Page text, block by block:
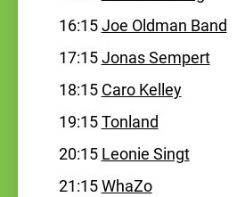
16:15Joe Oldman Band
17:15Jonas Sempert
18:15 Caro Kelley
19:15Tonland
20:15 Leonie Singt
21:15WhaZo